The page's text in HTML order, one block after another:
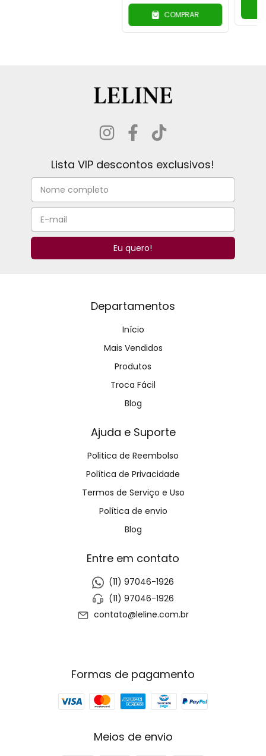
COMPRAR
Lista VIP descontos exclusivos!
Departamentos
Início
Mais Vendidos
Produtos
Troca Fácil
Blog
Ajuda e Suporte
Politica de Reembolso
Política de Privacidade
Termos de Serviço e Uso
Política de envio
Blog
Entre em contato
(11) 97046-1926
(11) 97046-1926
contato@leline.com.br
Formas de pagamento
Meios de envio